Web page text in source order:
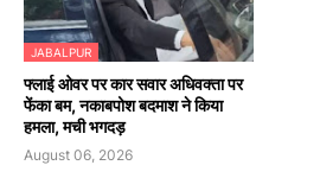
JABALPUR
फ्लाई ओवर पर कार सवार अधिवक्ता पर
फेंका बम, नकाबपोश बदमाश ने किया
हमला, मची भगदड़
August 06, 2026